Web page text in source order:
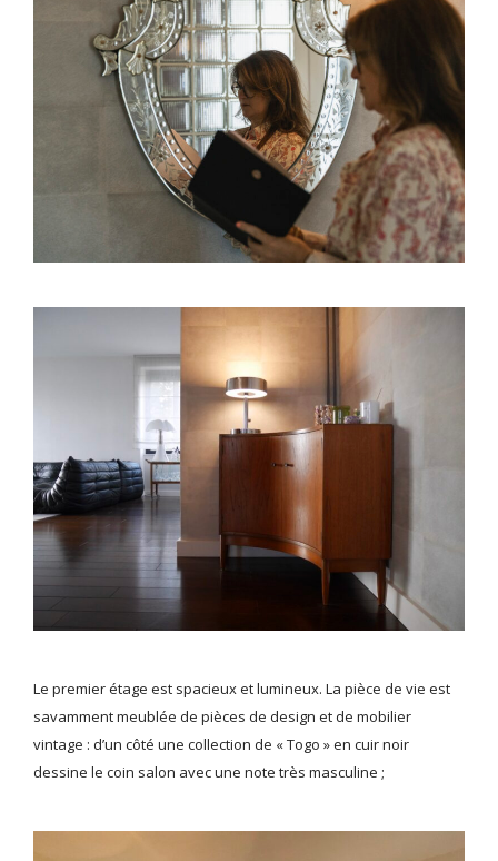
Le premier étage est spacieux et lumineux. La pièce de vie est
savamment meublée de pièces de design et de mobilier
vintage : d’un côté une collection de « Togo » en cuir noir
dessine le coin salon avec une note très masculine ;